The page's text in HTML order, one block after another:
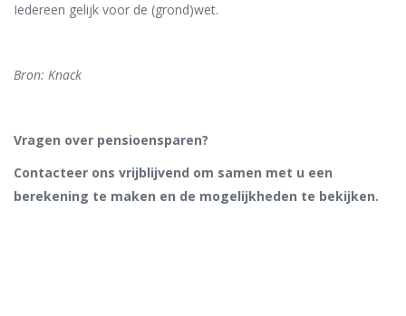
Iedereen gelijk voor de (grond)wet.
Bron: Knack
Vragen over pensioensparen?
Contacteer ons vrijblijvend om samen met u een
berekening te maken en de mogelijkheden te bekijken.